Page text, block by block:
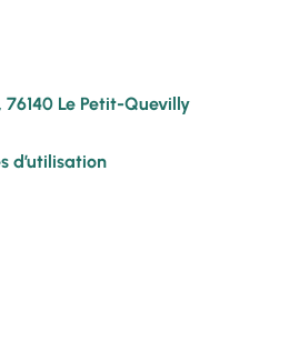
Le Petit-Quevilly
d’utilisation